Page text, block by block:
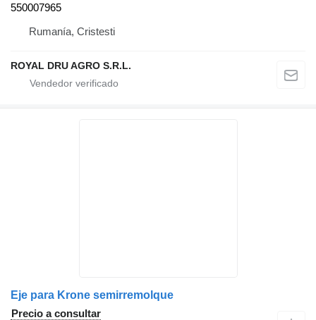
550007965
Rumanía, Cristesti
ROYAL DRU AGRO S.R.L.
Eje para Krone semirremolque
Precio a consultar